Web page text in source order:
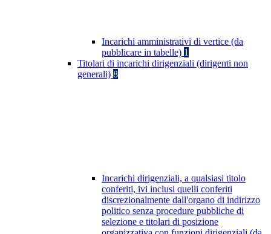
Incarichi amministrativi di vertice (da
pubblicare in tabelle) 1
Titolari di incarichi dirigenziali (dirigenti non
generali) 8
Incarichi dirigenziali, a qualsiasi titolo
conferiti, ivi inclusi quelli conferiti
discrezionalmente dall'organo di indirizzo
politico senza procedure pubbliche di
selezione e titolari di posizione